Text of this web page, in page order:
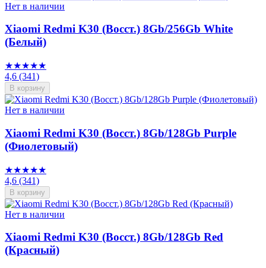
Нет в наличии
Xiaomi Redmi K30 (Восст.) 8Gb/256Gb White
(Белый)
★★★★★
4,6 (341)
В корзину
Нет в наличии
Xiaomi Redmi K30 (Восст.) 8Gb/128Gb Purple
(Фиолетовый)
★★★★★
4,6 (341)
В корзину
Нет в наличии
Xiaomi Redmi K30 (Восст.) 8Gb/128Gb Red
(Красный)